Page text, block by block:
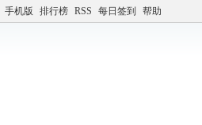
手机版 排行榜 RSS 每日签到 帮助